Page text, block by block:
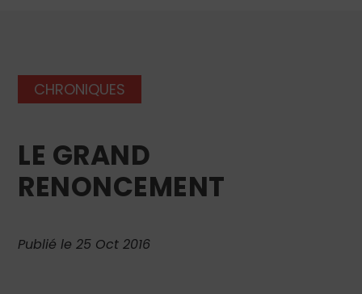
CHRONIQUES
LE GRAND
RENONCEMENT
Publié le 25 Oct 2016